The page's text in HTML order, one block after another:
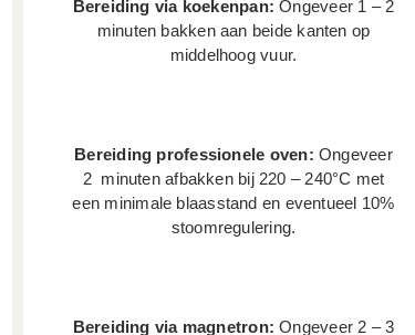
Bereiding via koekenpan: Ongeveer 1 – 2
minuten bakken aan beide kanten op
middelhoog vuur.
Bereiding professionele oven: Ongeveer
2 minuten afbakken bij 220 – 240°C met
een minimale blaasstand en eventueel 10%
stoomregulering.
Bereiding via magnetron: Ongeveer 2 – 3